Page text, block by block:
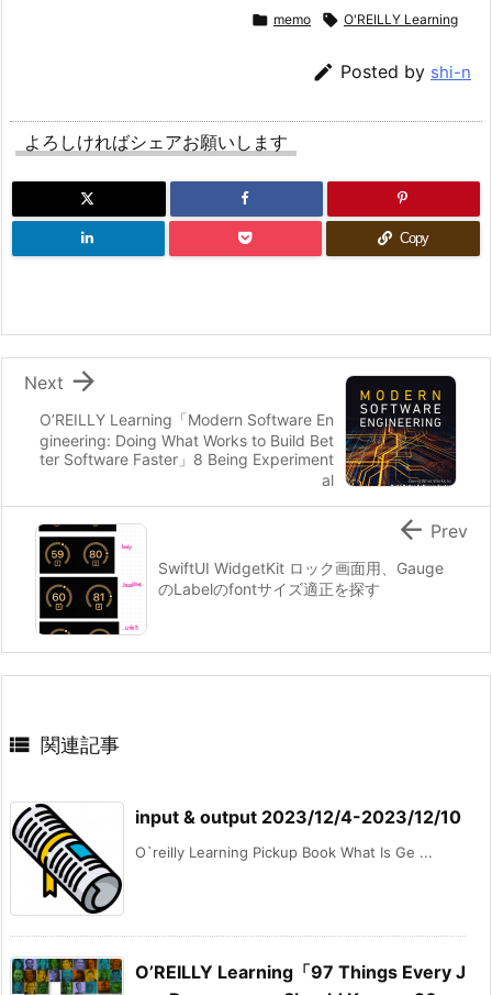
 memo  O'REILLY Learning
 Posted by shi-n
よろしければシェアお願いします
Copy
O’REILLY Learning「Modern Software En
gineering: Doing What Works to Build Bet
ter Software Faster」8 Being Experiment
al

Next
SwiftUI WidgetKit ロック画面用、Gauge
のLabelのfontサイズ適正を探す
 Prev
 関連記事
input & output 2023/12/4-2023/12/10
O`reilly Learning Pickup Book What Is Ge ...
O’REILLY Learning「97 Things Every J